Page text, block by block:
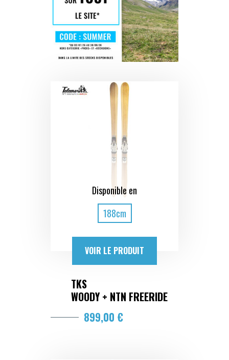
Disponible en
188cm
VOIR LE PRODUIT
TKS
WOODY + NTN FREERIDE
899,00 €